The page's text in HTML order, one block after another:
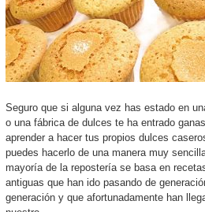
Seguro que si alguna vez has estado en
o una fábrica de dulces te ha entrado
aprender a hacer tus propios dulces
puedes hacerlo de una manera muy
mayoría de la repostería se basa en
antiguas que han ido pasando de
generación y que afortunadamente han